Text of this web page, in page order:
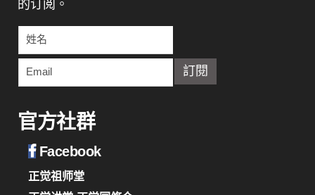
的订阅。
官方社群
Facebook
正觉祖师堂